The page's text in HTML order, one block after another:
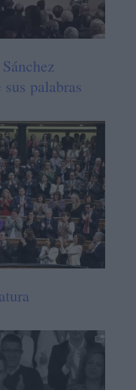
palabras